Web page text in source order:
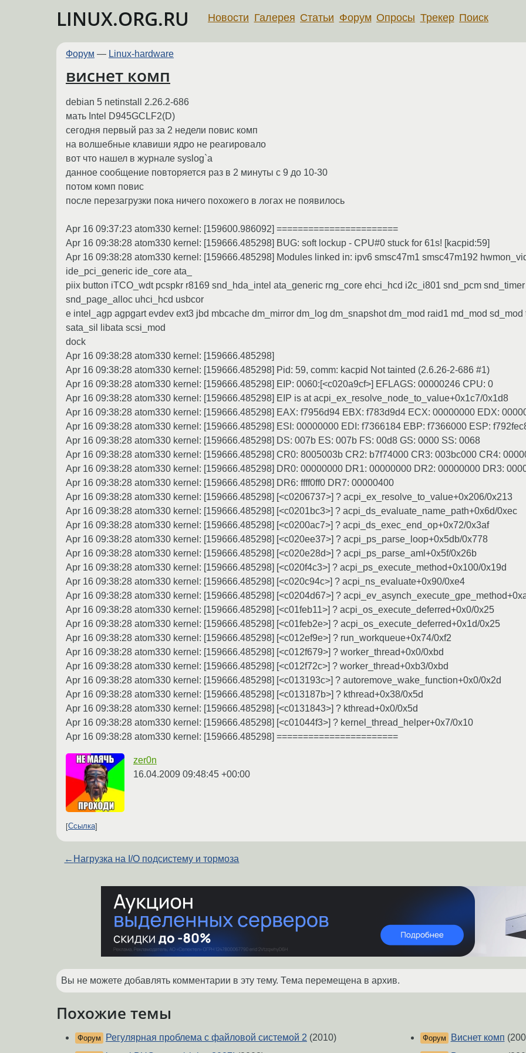
LINUX.ORG.RU Новости Галерея Статьи Форум Опросы Трекер Поиск
Форум — Linux-hardware
виснет комп
debian 5 netinstall 2.26.2-686
мать Intel D945GCLF2(D)
сегодня первый раз за 2 недели повис комп
на волшебные клавиши ядро не реагировало
вот что нашел в журнале syslog`a
данное сообщение повторяется раз в 2 минуты с 9 до 10-30
потом комп повис
после перезагрузки пока ничего похожего в логах не появилось
Apr 16 09:37:23 atom330 kernel: [159600.986092] =======================
Apr 16 09:38:28 atom330 kernel: [159666.485298] BUG: soft lockup - CPU#0 stuck for 61s! [kacpid:59]
Apr 16 09:38:28 atom330 kernel: [159666.485298] Modules linked in: ipv6 smsc47m1 smsc47m192
ide_pci_generic ide_core ata_
piix button iTCO_wdt pcspkr r8169 snd_hda_intel ata_generic rng_core ehci_hcd i2c_i801 snd_pcm
snd_page_alloc uhci_hcd usbcor
e intel_agp agpgart evdev ext3 jbd mbcache dm_mirror dm_log dm_snapshot dm_mod raid1 md_mod
sata_sil libata scsi_mod
dock
Apr 16 09:38:28 atom330 kernel: [159666.485298]
Apr 16 09:38:28 atom330 kernel: [159666.485298] Pid: 59, comm: kacpid Not tainted (2.6.26-2-686 #1)
Apr 16 09:38:28 atom330 kernel: [159666.485298] EIP: 0060:[<c020a9cf>] EFLAGS: 00000246 CPU: 0
Apr 16 09:38:28 atom330 kernel: [159666.485298] EIP is at acpi_ex_resolve_node_to_value+0x1c7/0x1d8
Apr 16 09:38:28 atom330 kernel: [159666.485298] EAX: f7956d94 EBX: f783d9d4 ECX: 00000000 EDX:
Apr 16 09:38:28 atom330 kernel: [159666.485298] ESI: 00000000 EDI: f7366184 EBP: f7366000 ESP:
Apr 16 09:38:28 atom330 kernel: [159666.485298] DS: 007b ES: 007b FS: 00d8 GS: 0000 SS: 0068
Apr 16 09:38:28 atom330 kernel: [159666.485298] CR0: 8005003b CR2: b7f74000 CR3: 003bc000 CR4:
Apr 16 09:38:28 atom330 kernel: [159666.485298] DR0: 00000000 DR1: 00000000 DR2: 00000000 DR3:
Apr 16 09:38:28 atom330 kernel: [159666.485298] DR6: ffff0ff0 DR7: 00000400
Apr 16 09:38:28 atom330 kernel: [159666.485298] [<c0206737>] ? acpi_ex_resolve_to_value+0x206/0x213
Apr 16 09:38:28 atom330 kernel: [159666.485298] [<c0201bc3>] ? acpi_ds_evaluate_name_path+0x6d/0xec
Apr 16 09:38:28 atom330 kernel: [159666.485298] [<c0200ac7>] ? acpi_ds_exec_end_op+0x72/0x3af
Apr 16 09:38:28 atom330 kernel: [159666.485298] [<c020ee37>] ? acpi_ps_parse_loop+0x5db/0x778
Apr 16 09:38:28 atom330 kernel: [159666.485298] [<c020e28d>] ? acpi_ps_parse_aml+0x5f/0x26b
Apr 16 09:38:28 atom330 kernel: [159666.485298] [<c020f4c3>] ? acpi_ps_execute_method+0x100/0x19d
Apr 16 09:38:28 atom330 kernel: [159666.485298] [<c020c94c>] ? acpi_ns_evaluate+0x90/0xe4
Apr 16 09:38:28 atom330 kernel: [159666.485298] [<c0204d67>] ?
Apr 16 09:38:28 atom330 kernel: [159666.485298] [<c01feb11>] ? acpi_os_execute_deferred+0x0/0x25
Apr 16 09:38:28 atom330 kernel: [159666.485298] [<c01feb2e>] ? acpi_os_execute_deferred+0x1d/0x25
Apr 16 09:38:28 atom330 kernel: [159666.485298] [<c012ef9e>] ? run_workqueue+0x74/0xf2
Apr 16 09:38:28 atom330 kernel: [159666.485298] [<c012f679>] ? worker_thread+0x0/0xbd
Apr 16 09:38:28 atom330 kernel: [159666.485298] [<c012f72c>] ? worker_thread+0xb3/0xbd
Apr 16 09:38:28 atom330 kernel: [159666.485298] [<c013193c>] ? autoremove_wake_function+0x0/0x2d
Apr 16 09:38:28 atom330 kernel: [159666.485298] [<c013187b>] ? kthread+0x38/0x5d
Apr 16 09:38:28 atom330 kernel: [159666.485298] [<c0131843>] ? kthread+0x0/0x5d
Apr 16 09:38:28 atom330 kernel: [159666.485298] [<c01044f3>] ? kernel_thread_helper+0x7/0x10
Apr 16 09:38:28 atom330 kernel: [159666.485298] =======================
zer0n
16.04.2009 09:48:45 +00:00
Ссылка
← Нагрузка на I/O подсистему и тормоза
Вы не можете добавлять комментарии в эту тему. Тема перемещена в архив.
Похожие темы
Форум Регулярная проблема с файловой системой 2 (2010) Форум Виснет комп